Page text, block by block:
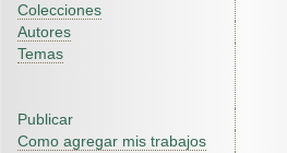
Colecciones
Autores
Temas
Publicar
Como agregar mis trabajos